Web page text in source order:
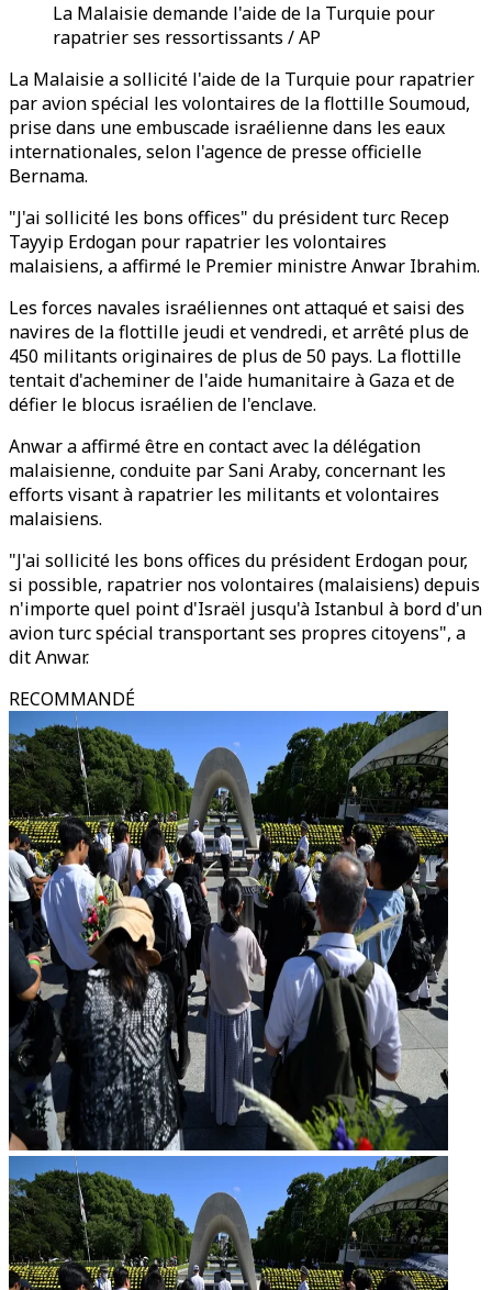
La Malaisie demande l'aide de la Turquie pour
rapatrier ses ressortissants / AP
La Malaisie a sollicité l'aide de la Turquie pour rapatrier
par avion spécial les volontaires de la flottille Soumoud,
prise dans une embuscade israélienne dans les eaux
internationales, selon l'agence de presse officielle
Bernama.
"J'ai sollicité les bons offices" du président turc Recep
Tayyip Erdogan pour rapatrier les volontaires
malaisiens, a affirmé le Premier ministre Anwar Ibrahim.
Les forces navales israéliennes ont attaqué et saisi des
navires de la flottille jeudi et vendredi, et arrêté plus de
450 militants originaires de plus de 50 pays. La flottille
tentait d'acheminer de l'aide humanitaire à Gaza et de
défier le blocus israélien de l'enclave.
Anwar a affirmé être en contact avec la délégation
malaisienne, conduite par Sani Araby, concernant les
efforts visant à rapatrier les militants et volontaires
malaisiens.
"J'ai sollicité les bons offices du président Erdogan pour,
si possible, rapatrier nos volontaires (malaisiens) depuis
n'importe quel point d'Israël jusqu'à Istanbul à bord d'un
avion turc spécial transportant ses propres citoyens", a
dit Anwar.
RECOMMANDÉ